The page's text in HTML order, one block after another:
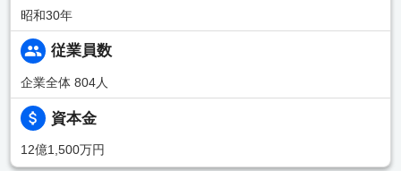
昭和30年
従業員数
企業全体 804人
資本金
12億1,500万円